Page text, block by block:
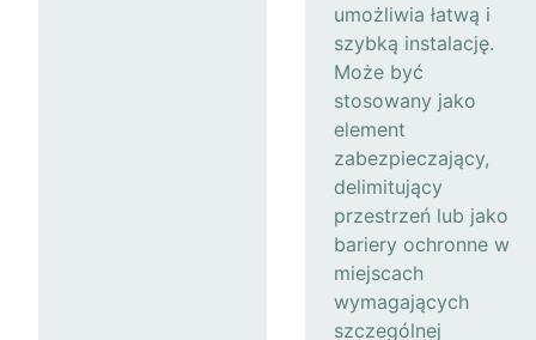
umożliwia łatwą i
szybką instalację.
Może być
stosowany jako
element
zabezpieczający,
delimitujący
przestrzeń lub jako
bariery ochronne w
miejscach
wymagających
szczególnej